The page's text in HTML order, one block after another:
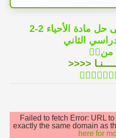
مادة الأحياء 2-2
الثاني
من👇🏻
<<<<
Failed to fetch Error: URL
exactly the same domain as
here for